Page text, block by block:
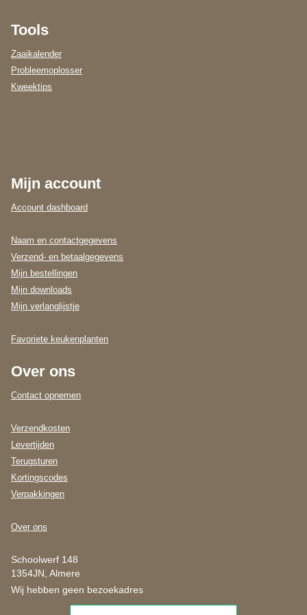
Tools
Zaaikalender
Probleemoplosser
Kweektips
Mijn account
Account dashboard
Naam en contactgegevens
Verzend- en betaalgegevens
Mijn bestellingen
Mijn downloads
Mijn verlanglijstje
Favoriete keukenplanten
Over ons
Contact opnemen
Verzendkosten
Levertijden
Terugsturen
Kortingscodes
Verpakkingen
Over ons
Schoolwerf 148
1354JN, Almere
Wij hebben geen bezoekadres